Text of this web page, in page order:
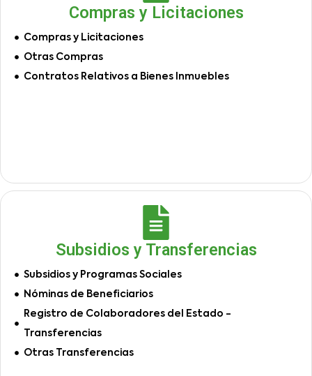
Compras y Licitaciones
Compras y Licitaciones
Otras Compras
Contratos Relativos a Bienes Inmuebles
Subsidios y Transferencias
Subsidios y Programas Sociales
Nóminas de Beneficiarios
Registro de Colaboradores del Estado -
Transferencias
Otras Transferencias